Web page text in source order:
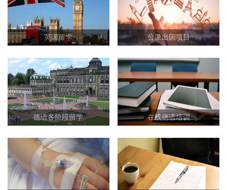
英国留学 公派出国项目
德语各阶段留学 在线德语培训